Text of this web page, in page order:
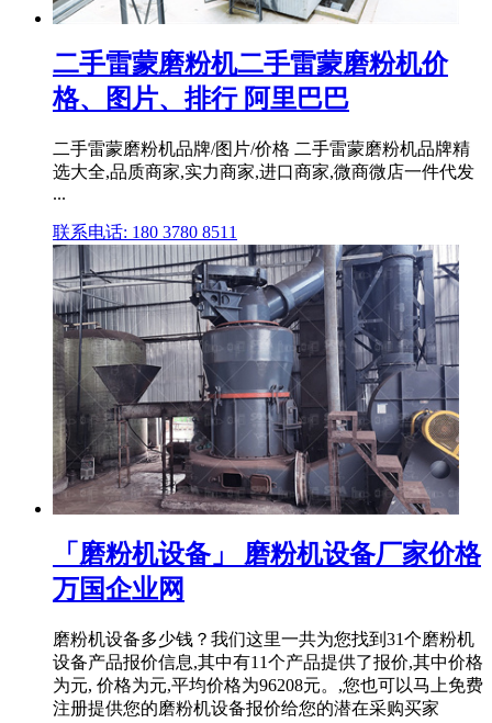
二手雷蒙磨粉机二手雷蒙磨粉机价
格、图片、排行 阿里巴巴
二手雷蒙磨粉机品牌/图片/价格 二手雷蒙磨粉机品牌精
选大全,品质商家,实力商家,进口商家,微商微店一件代发
...
联系电话: 180 3780 8511
「磨粉机设备」 磨粉机设备厂家价格
万国企业网
磨粉机设备多少钱？我们这里一共为您找到31个磨粉机
设备产品报价信息,其中有11个产品提供了报价,其中价格
为元, 价格为元,平均价格为96208元。,您也可以马上免费
注册提供您的磨粉机设备报价给您的潜在采购买家